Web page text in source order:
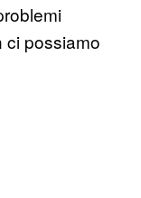
ci possiamo